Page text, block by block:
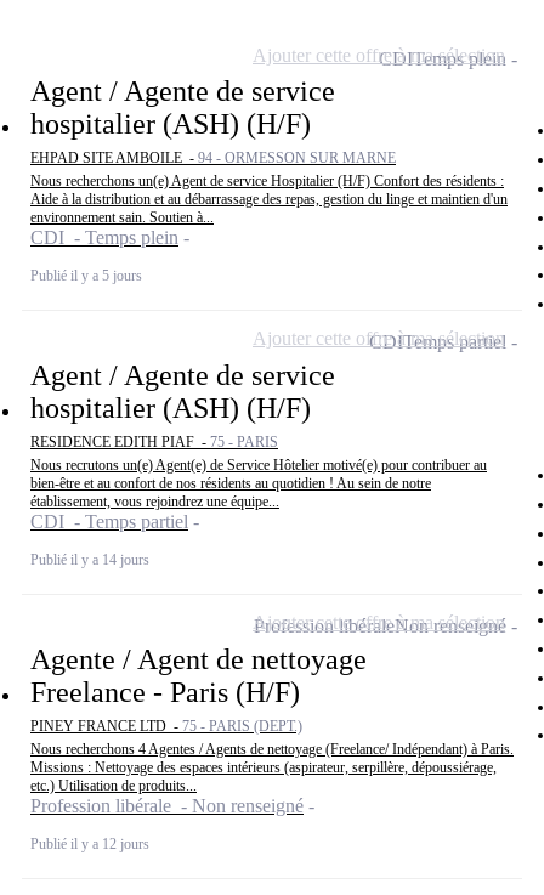
Agent / Agente de service
hospitalier (ASH) (H/F)
EHPAD SITE AMBOILE - 94 - ORMESSON SUR MARNE
Nous recherchons un(e) Agent de service Hospitalier (H/F) Confort des résidents :
Aide à la distribution et au débarrassage des repas, gestion du linge et maintien d'un
environnement sain. Soutien à...
CDI - Temps plein
Publié il y a 5 jours
CDITemps plein
Ajouter cette offre à ma sélection
Agent / Agente de service
hospitalier (ASH) (H/F)
RESIDENCE EDITH PIAF - 75 - PARIS
Nous recrutons un(e) Agent(e) de Service Hôtelier motivé(e) pour contribuer au
bien-être et au confort de nos résidents au quotidien ! Au sein de notre
établissement, vous rejoindrez une équipe...
CDI - Temps partiel
Publié il y a 14 jours
CDITemps partiel
Ajouter cette offre à ma sélection
Agente / Agent de nettoyage
Freelance - Paris (H/F)
PINEY FRANCE LTD - 75 - PARIS (DEPT.)
Nous recherchons 4 Agentes / Agents de nettoyage (Freelance/ Indépendant) à Paris.
Missions : Nettoyage des espaces intérieurs (aspirateur, serpillère, dépoussiérage,
etc.) Utilisation de produits...
Profession libérale - Non renseigné
Publié il y a 12 jours
Profession libéraleNon renseigné
Ajouter cette offre à ma sélection